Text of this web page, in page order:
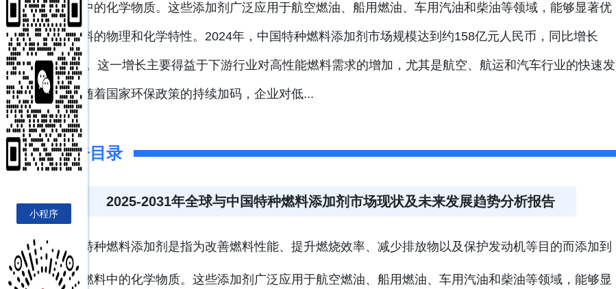
燃料中的化学物质。这些添加剂广泛应用于航空燃油、船用燃油、车用汽油和柴油等领域，能够显著优
化燃料的物理和化学特性。2024年，中国特种燃料添加剂市场规模达到约158亿元人民币，同比增长
7.3%。这一增长主要得益于下游行业对高性能燃料需求的增加，尤其是航空、航运和汽车行业的快速发
展。随着国家环保政策的持续加码，企业对低...
报告目录
2025-2031年全球与中国特种燃料添加剂市场现状及未来发展趋势分析报告
特种燃料添加剂是指为改善燃料性能、提升燃烧效率、减少排放物以及保护发动机等目的而添加到
各类燃料中的化学物质。这些添加剂广泛应用于航空燃油、船用燃油、车用汽油和柴油等领域，能够显
小程序